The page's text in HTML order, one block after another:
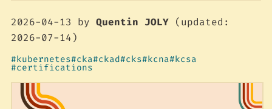
2026-04-13 by Quentin JOLY(updated:
2026-07-14)
kubernetes cka ckad cks kcna kcsa
certifications